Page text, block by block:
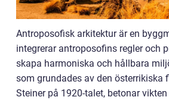
Antroposofisk arkitektur är en
integrerar antroposofins regler och
skapa harmoniska och hållbara
som grundades av den österrikiska
Steiner på 1920-talet, betonar